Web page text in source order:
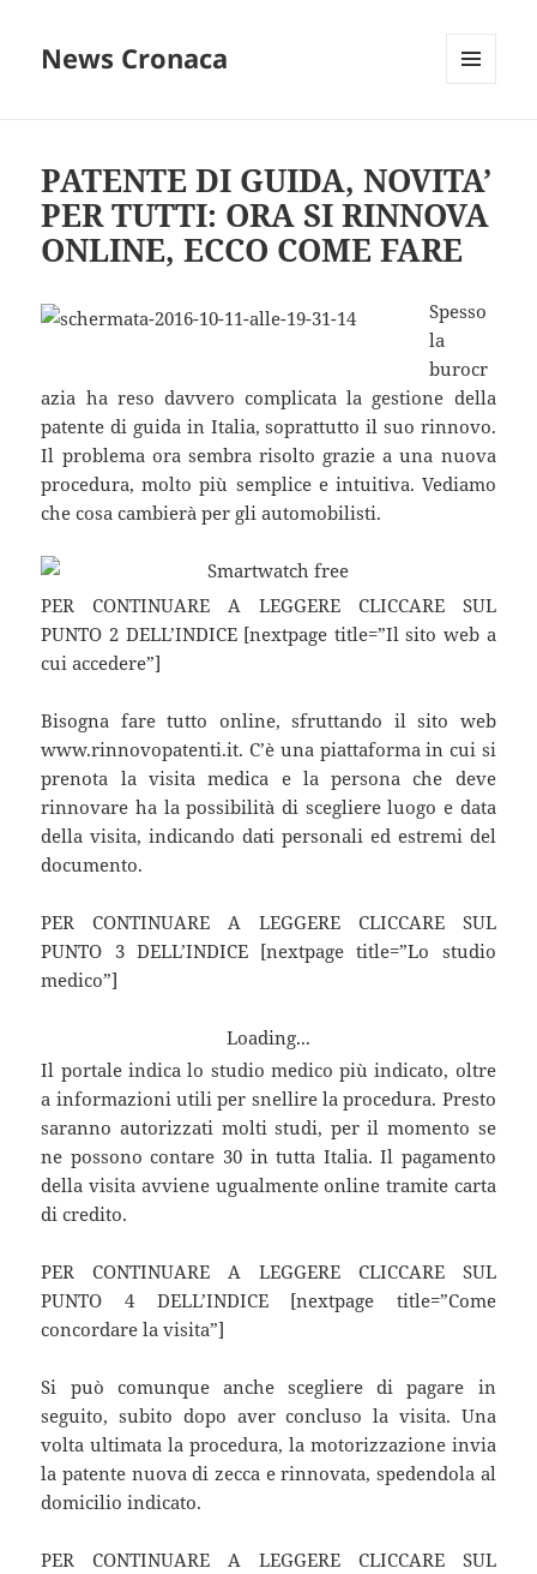
News Cronaca
PATENTE DI GUIDA, NOVITA’
PER TUTTI: ORA SI RINNOVA
ONLINE, ECCO COME FARE
Spesso
la
burocr
azia ha reso davvero complicata la gestione della
patente di guida in Italia, soprattutto il suo rinnovo.
Il problema ora sembra risolto grazie a una nuova
procedura, molto più semplice e intuitiva. Vediamo
che cosa cambierà per gli automobilisti.
PER CONTINUARE A LEGGERE CLICCARE SUL
PUNTO 2 DELL’INDICE [nextpage title=”Il sito web a
cui accedere”]
Bisogna fare tutto online, sfruttando il sito web
www.rinnovopatenti.it. C’è una piattaforma in cui si
prenota la visita medica e la persona che deve
rinnovare ha la possibilità di scegliere luogo e data
della visita, indicando dati personali ed estremi del
documento.
PER CONTINUARE A LEGGERE CLICCARE SUL
PUNTO 3 DELL’INDICE [nextpage title=”Lo studio
medico”]
Loading...
Il portale indica lo studio medico più indicato, oltre
a informazioni utili per snellire la procedura. Presto
saranno autorizzati molti studi, per il momento se
ne possono contare 30 in tutta Italia. Il pagamento
della visita avviene ugualmente online tramite carta
di credito.
PER CONTINUARE A LEGGERE CLICCARE SUL
PUNTO 4 DELL’INDICE [nextpage title=”Come
concordare la visita”]
Si può comunque anche scegliere di pagare in
seguito, subito dopo aver concluso la visita. Una
volta ultimata la procedura, la motorizzazione invia
la patente nuova di zecca e rinnovata, spedendola al
domicilio indicato.
PER CONTINUARE A LEGGERE CLICCARE SUL